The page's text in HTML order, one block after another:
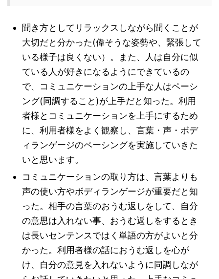
聞き方としてリラックスしながら聞くことが
大切だと分かった(偉そうな姿勢や、緊張して
いる様子は良くない）。また、人は自分に似
ている人が好きになるようにできているの
で、コミュニケーションの上手な人はペーシ
ング(同調すること)が上手だと知った。利用
者様とコミュニケーションを上手にするため
に、利用者様をよく観察し、言葉・声・ボデ
ィランゲージのペーシングを実施していきた
いと思います。
コミュニケーションの取り方は、言葉よりも
声の使い方やボディランゲージが重要だと知
った。相手の言葉のおうむ返しをして、自分
の意思は入れない事、おうむ返しをするとき
は長いセンテンスではく単語の方がよいと分
かった。利用者様の話におうむ返しを心が
け、自分の意見を入れないように同調しなが